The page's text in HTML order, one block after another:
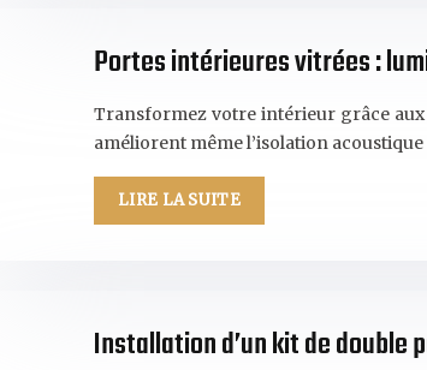
Portes intérieures vitrées :
Transformez votre intérieur grâce aux
améliorent même l’isolation
LIRE LA SUITE
Installation d’un kit de double